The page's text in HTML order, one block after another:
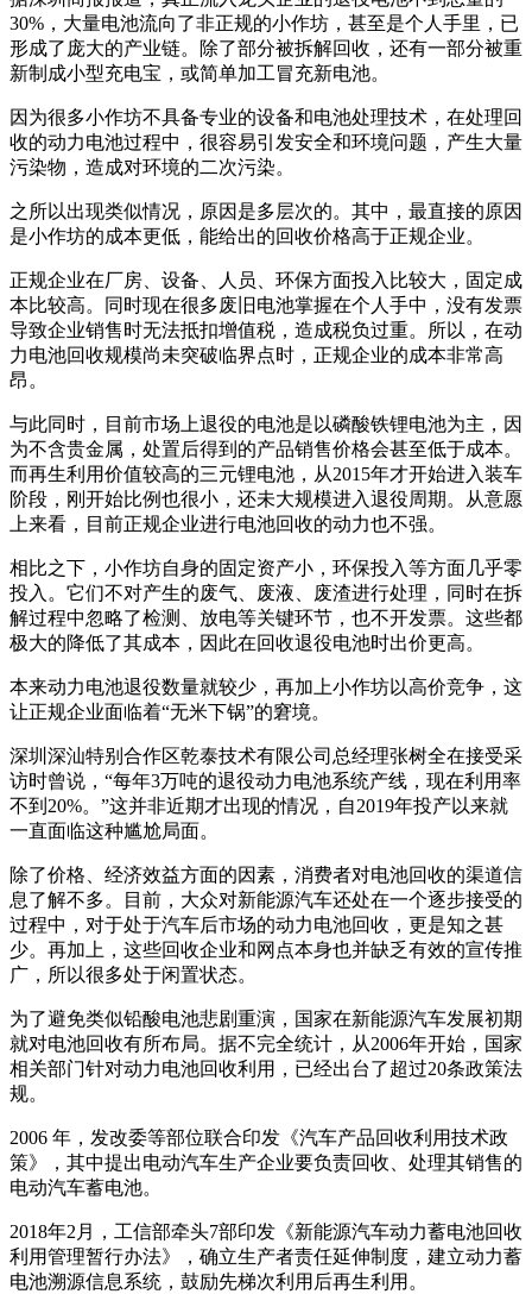
30%，大量电池流向了非正规的小作坊，甚至是个人手里，已
形成了庞大的产业链。除了部分被拆解回收，还有一部分被重
新制成小型充电宝，或简单加工冒充新电池。
因为很多小作坊不具备专业的设备和电池处理技术，在处理回
收的动力电池过程中，很容易引发安全和环境问题，产生大量
污染物，造成对环境的二次污染。
之所以出现类似情况，原因是多层次的。其中，最直接的原因
是小作坊的成本更低，能给出的回收价格高于正规企业。
正规企业在厂房、设备、人员、环保方面投入比较大，固定成
本比较高。同时现在很多废旧电池掌握在个人手中，没有发票
导致企业销售时无法抵扣增值税，造成税负过重。所以，在动
力电池回收规模尚未突破临界点时，正规企业的成本非常高
昂。
与此同时，目前市场上退役的电池是以磷酸铁锂电池为主，因
为不含贵金属，处置后得到的产品销售价格会甚至低于成本。
而再生利用价值较高的三元锂电池，从2015年才开始进入装车
阶段，刚开始比例也很小，还未大规模进入退役周期。从意愿
上来看，目前正规企业进行电池回收的动力也不强。
相比之下，小作坊自身的固定资产小，环保投入等方面几乎零
投入。它们不对产生的废气、废液、废渣进行处理，同时在拆
解过程中忽略了检测、放电等关键环节，也不开发票。这些都
极大的降低了其成本，因此在回收退役电池时出价更高。
本来动力电池退役数量就较少，再加上小作坊以高价竞争，这
让正规企业面临着“无米下锅”的窘境。
深圳深汕特别合作区乾泰技术有限公司总经理张树全在接受采
访时曾说，“每年3万吨的退役动力电池系统产线，现在利用率
不到20%。”这并非近期才出现的情况，自2019年投产以来就
一直面临这种尴尬局面。
除了价格、经济效益方面的因素，消费者对电池回收的渠道信
息了解不多。目前，大众对新能源汽车还处在一个逐步接受的
过程中，对于处于汽车后市场的动力电池回收，更是知之甚
少。再加上，这些回收企业和网点本身也并缺乏有效的宣传推
广，所以很多处于闲置状态。
为了避免类似铅酸电池悲剧重演，国家在新能源汽车发展初期
就对电池回收有所布局。据不完全统计，从2006年开始，国家
相关部门针对动力电池回收利用，已经出台了超过20条政策法
规。
2006 年，发改委等部位联合印发《汽车产品回收利用技术政
策》，其中提出电动汽车生产企业要负责回收、处理其销售的
电动汽车蓄电池。
2018年2月，工信部牵头7部印发《新能源汽车动力蓄电池回收
利用管理暂行办法》，确立生产者责任延伸制度，建立动力蓄
电池溯源信息系统，鼓励先梯次利用后再生利用。